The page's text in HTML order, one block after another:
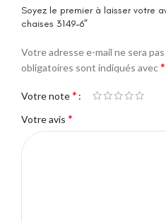
Soyez le premier à laisser votre
chaises 3149-6”
Votre adresse e-mail ne sera
obligatoires sont indiqués avec*
Votre note*
Votre avis *